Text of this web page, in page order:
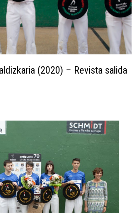
(2020) – Revista salida